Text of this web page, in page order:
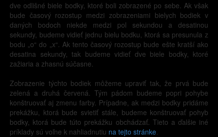
dve odlišné biele bodky, ktoré boli zobrazené po sebe. Ak však
bude časový rozostup medzi zobrazeniami bielych bodiek v
daných bodoch niekde medzi pol sekundou a desatinou
sekundy, budeme vidieť jednu bielu bodku, ktorá sa presunula z
bodu „o“ do „x“. Ak tento časový rozostup bude ešte kratší ako
desatina sekundy, tak budeme vidieť dve biele bodky, ktoré
zažiaria a zhasnú súčasne.
Zobrazenie týchto bodiek môžeme upraviť tak, že prvá bude
zelená a druhá červená. Tým pádom budeme popri pohybe
konštruovať aj zmenu farby. Prípadne, ak medzi bodky pridáme
prekážku, ktorá bude svietiť stále, budeme konštruovať pohyb
bodky, ktorá bude túto prekážku obchádzať. Tieto a ďalšie iné
príklady sú voľne k nahliadnutiu na tejto stránke